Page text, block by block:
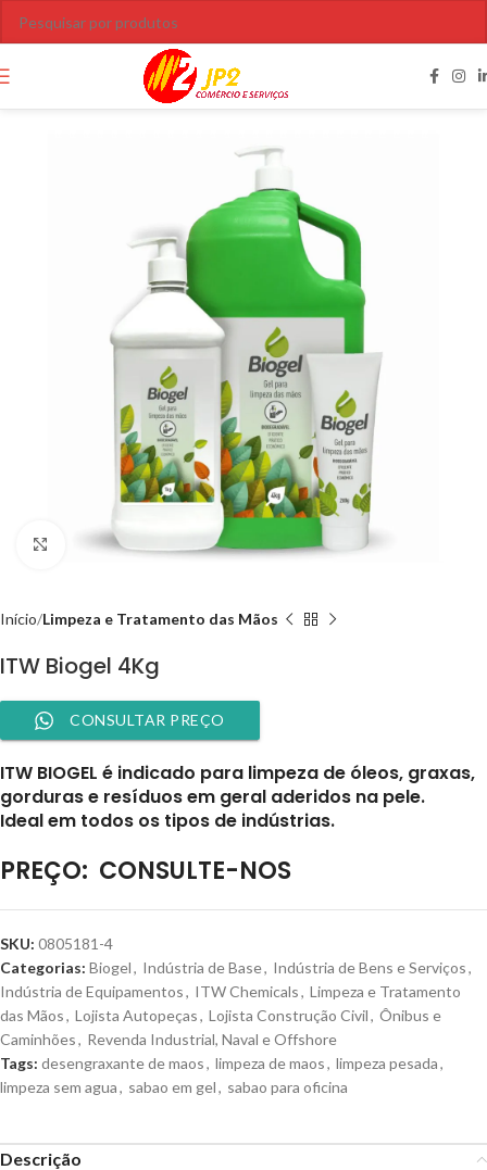
Clique para ampliar
Início Limpeza e Tratamento das Mãos
ITW Biogel 4Kg
CONSULTAR PREÇO
ITW BIOGEL é indicado para limpeza de óleos, graxas,
gorduras e resíduos em geral aderidos na pele.
Ideal em todos os tipos de indústrias.
PREÇO: CONSULTE-NOS
SKU: 0805181-4
Categorias: Biogel, Indústria de Base, Indústria de Bens e Serviços,
Indústria de Equipamentos, ITW Chemicals, Limpeza e Tratamento
das Mãos, Lojista Autopeças, Lojista Construção Civil, Ônibus e
Caminhões, Revenda Industrial, Naval e Offshore
Tags: desengraxante de maos, limpeza de maos, limpeza pesada,
limpeza sem agua, sabao em gel, sabao para oficina
Descrição